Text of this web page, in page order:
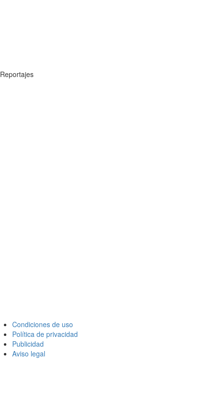
Reportajes
Condiciones de uso
Política de privacidad
Publicidad
Aviso legal